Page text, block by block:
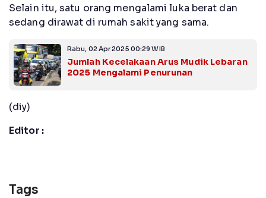
Selain itu, satu orang mengalami luka berat dan
sedang dirawat di rumah sakit yang sama.
Rabu, 02 Apr 2025 00:29 WIB
Jumlah Kecelakaan Arus Mudik Lebaran
2025 Mengalami Penurunan
(diy)
Editor :
Tags